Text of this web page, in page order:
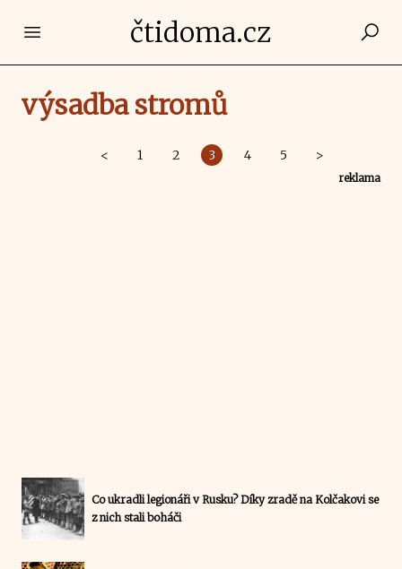
Open main menučtidoma.cz
výsadba stromů
< 1 2 3 4 5 >
reklama
Co ukradli legionáři v Rusku? Díky zradě na Kolčakovi se
z nich stali boháči